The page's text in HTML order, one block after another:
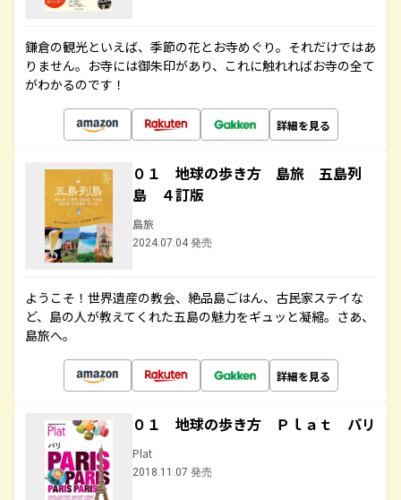
鎌倉の観光といえば、季節の花とお寺めぐり。それだけではあ
りません。お寺には御朱印があり、これに触れればお寺の全て
がわかるのです！
詳細を見る
０１ 地球の歩き方 島旅 五島列
島 ４訂版
島旅
2024.07.04 発売
ようこそ！世界遺産の教会、絶品島ごはん、古民家ステイな
ど、島の人が教えてくれた五島の魅力をギュッと凝縮。さあ、
島旅へ。
詳細を見る
０１ 地球の歩き方 Ｐｌａｔ パリ
Plat
2018.11.07 発売